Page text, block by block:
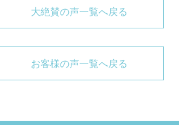
大絶賛の声一覧へ戻る
お客様の声一覧へ戻る